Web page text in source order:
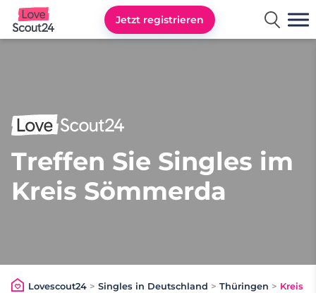
Lovescout24
Jetzt registrieren
Treffen Sie Singles im
Kreis Sömmerda
Lovescout24> Singles in Deutschland > Thüringen > Kreis